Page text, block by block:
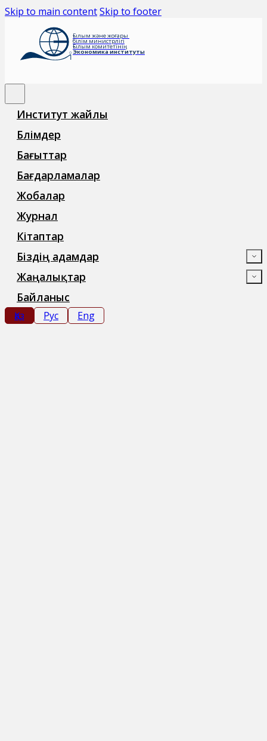
Skip to main contentSkip to footer
Ғылым және жоғары
білім министрлігі
Ғылым комитетінің
Экономика институты
Институт жайлы
Бөлімдер
Бағыттар
Бағдарламалар
Жобалар
Журнал
Кітаптар
Біздің адамдар
Жаңалықтар
Байланыс
Қаз Рус Eng